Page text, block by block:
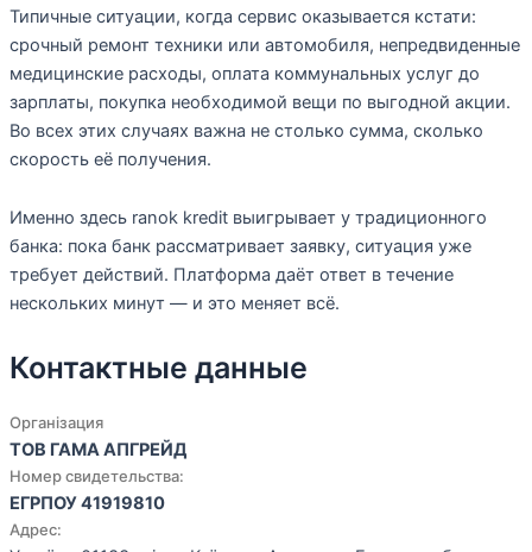
Типичные ситуации, когда сервис оказывается кстати:
срочный ремонт техники или автомобиля, непредвиденные
медицинские расходы, оплата коммунальных услуг до
зарплаты, покупка необходимой вещи по выгодной акции.
Во всех этих случаях важна не столько сумма, сколько
скорость её получения.
Именно здесь ranok kredit выигрывает у традиционного
банка: пока банк рассматривает заявку, ситуация уже
требует действий. Платформа даёт ответ в течение
нескольких минут — и это меняет всё.
Контактные данные
Організация
ТОВ ГАМА АПГРЕЙД
Номер свидетельства:
ЕГРПОУ 41919810
Адрес: